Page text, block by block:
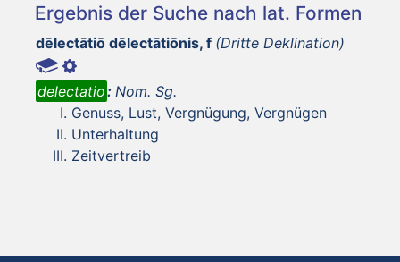
Ergebnis der Suche nach lat. Formen
dēlectātiō dēlectātiōnis, f (Dritte Deklination)
delectatio: Nom. Sg.
Genuss, Lust, Vergnügung, Vergnügen
Unterhaltung
Zeitvertreib